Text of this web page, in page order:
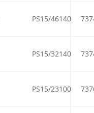
PS15/46140
PS15/32140
PS15/23100